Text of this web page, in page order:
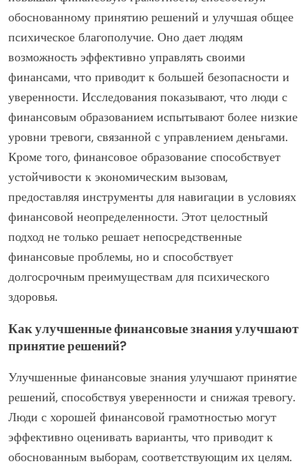
обоснованному принятию решений и улучшая общее
психическое благополучие. Оно дает людям
возможность эффективно управлять своими
финансами, что приводит к большей безопасности и
уверенности. Исследования показывают, что люди с
финансовым образованием испытывают более низкие
уровни тревоги, связанной с управлением деньгами.
Кроме того, финансовое образование способствует
устойчивости к экономическим вызовам,
предоставляя инструменты для навигации в условиях
финансовой неопределенности. Этот целостный
подход не только решает непосредственные
финансовые проблемы, но и способствует
долгосрочным преимуществам для психического
здоровья.
Как улучшенные финансовые знания улучшают
принятие решений?
Улучшенные финансовые знания улучшают принятие
решений, способствуя уверенности и снижая тревогу.
Люди с хорошей финансовой грамотностью могут
эффективно оценивать варианты, что приводит к
обоснованным выборам, соответствующим их целям.